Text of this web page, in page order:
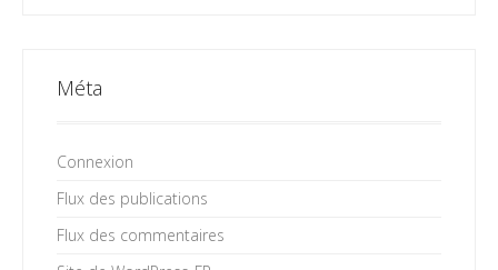
Méta
Connexion
Flux des publications
Flux des commentaires